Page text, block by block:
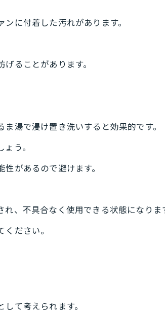
に付着した汚れがあります。
ることがあります。
湯で浸け置き洗いすると効果的です。
う。
があるので避けます。
、不具合なく使用できる状態になりま
ださい。
て考えられます。